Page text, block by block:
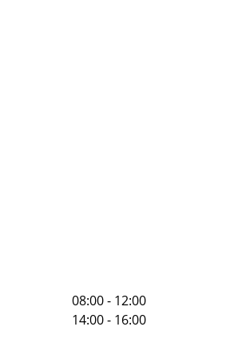
08:00 - 12:00
14:00 - 16:00